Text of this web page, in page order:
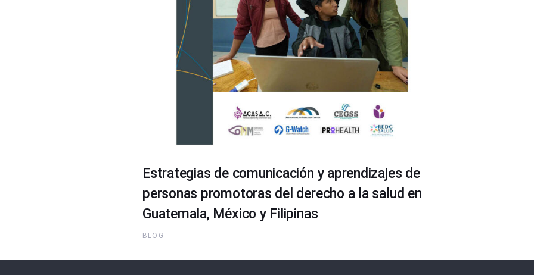
Estrategias de comunicación y aprendizajes de
personas promotoras del derecho a la salud en
Guatemala, México y Filipinas
BLOG